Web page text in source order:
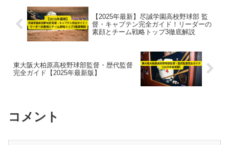
【2025年最新】尽誠学園高校野球部 監
督・キャプテン完全ガイド！リーダーの
素顔とチーム戦略トップ3徹底解説
東大阪大柏原高校野球部監督・歴代監督
完全ガイド【2025年最新版】
コメント